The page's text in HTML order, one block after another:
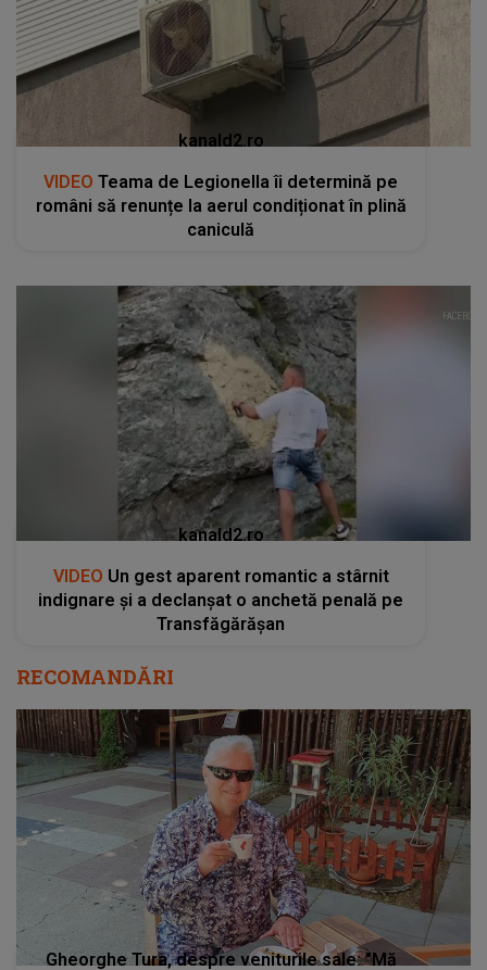
kanald2.ro
VIDEO Teama de Legionella îi determină pe
români să renunțe la aerul condiționat în plină
caniculă
kanald2.ro
VIDEO Un gest aparent romantic a stârnit
indignare și a declanșat o anchetă penală pe
Transfăgărășan
RECOMANDĂRI
Gheorghe Tura, despre veniturile sale: "Mă